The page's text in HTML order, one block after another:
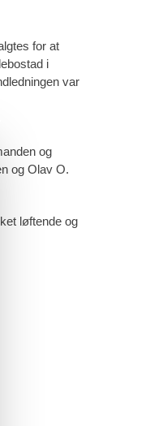
for at
i
var
og
og Olav O.
løftende og